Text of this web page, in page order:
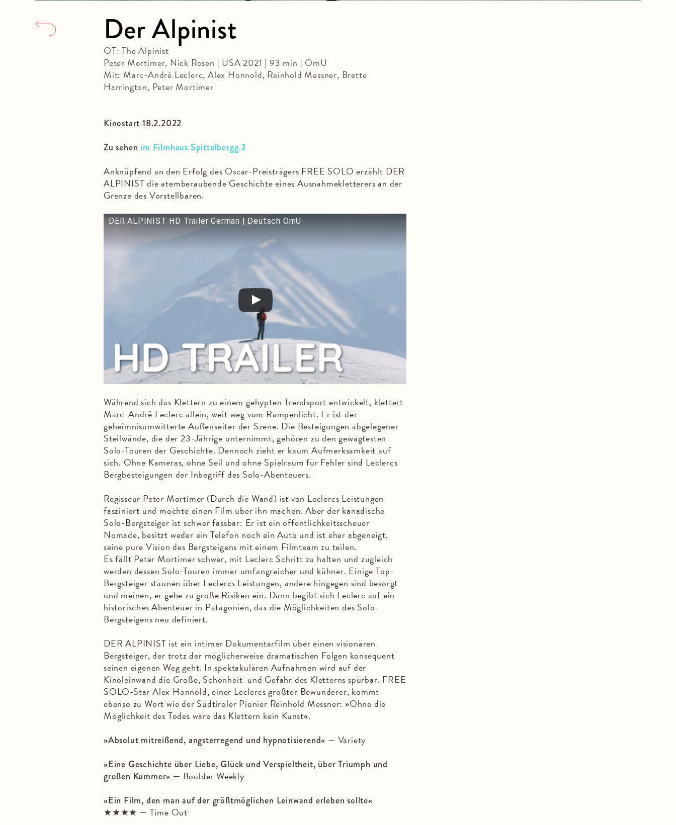
Der Alpinist
OT: The Alpinist
Peter Mortimer, Nick Rosen | USA 2021 | 93 min | OmU
Mit: Marc-André Leclerc, Alex Honnold, Reinhold Messner, Brette
Harrington, Peter Mortimer
Kinostart 18.2.2022
Zu sehen im Filmhaus Spittelbergg.3
Anknüpfend an den Erfolg des Oscar-Preisträgers FREE SOLO erzählt DER
ALPINIST die atemberaubende Geschichte eines Ausnahmekletterers an der
Grenze des Vorstellbaren.
DER ALPINIST HD Trailer German | Deutsch OmU
Während sich das Klettern zu einem gehypten Trendsport entwickelt, klettert
Marc-André Leclerc allein, weit weg vom Rampenlicht. Er ist der
geheimnisumwitterte Außenseiter der Szene. Die Besteigungen abgelegener
Steilwände, die der 23-Jährige unternimmt, gehören zu den gewagtesten
Solo-Touren der Geschichte. Dennoch zieht er kaum Aufmerksamkeit auf
sich. Ohne Kameras, ohne Seil und ohne Spielraum für Fehler sind Leclercs
Bergbesteigungen der Inbegriff des Solo-Abenteuers.
Regisseur Peter Mortimer (Durch die Wand) ist von Leclercs Leistungen
fasziniert und möchte einen Film über ihn machen. Aber der kanadische
Solo-Bergsteiger ist schwer fassbar: Er ist ein öffentlichkeitsscheuer
Nomade, besitzt weder ein Telefon noch ein Auto und ist eher abgeneigt,
seine pure Vision des Bergsteigens mit einem Filmteam zu teilen.
Es fällt Peter Mortimer schwer, mit Leclerc Schritt zu halten und zugleich
werden dessen Solo-Touren immer umfangreicher und kühner. Einige Top-
Bergsteiger staunen über Leclercs Leistungen, andere hingegen sind besorgt
und meinen, er gehe zu große Risiken ein. Dann begibt sich Leclerc auf ein
historisches Abenteuer in Patagonien, das die Möglichkeiten des Solo-
Bergsteigens neu definiert.
DER ALPINIST ist ein intimer Dokumentarfilm über einen visionären
Bergsteiger, der trotz der möglicherweise dramatischen Folgen konsequent
seinen eigenen Weg geht. In spektakulären Aufnahmen wird auf der
Kinoleinwand die Größe, Schönheit und Gefahr des Kletterns spürbar. FREE
SOLO-Star Alex Honnold, einer Leclercs größter Bewunderer, kommt
ebenso zu Wort wie der Südtiroler Pionier Reinhold Messner: »Ohne die
Möglichkeit des Todes wäre das Klettern kein Kunst«.
»Absolut mitreißend, angsterregend und hypnotisierend« — Variety
»Eine Geschichte über Liebe,Glück und Verspieltheit, überTriumph und
großen Kummer« — Boulder Weekly
»Ein Film, den manauf der größtmöglichen Leinwand erleben sollte«
★★★★ — Time Out